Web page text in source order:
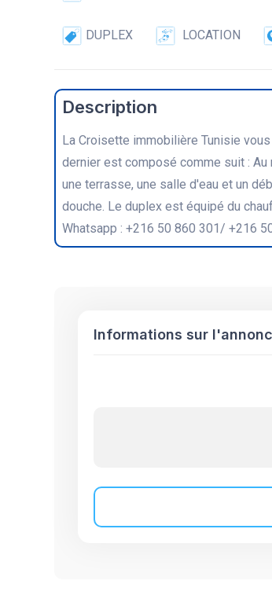
DUPLEX LOCATION
Description
La Croisette immobilière Tunisie
dernier est composé comme suit :
une terrasse, une salle d'eau et un
douche. Le duplex est équipé du
Whatsapp : +216 50 860 301/ +216
Informations sur